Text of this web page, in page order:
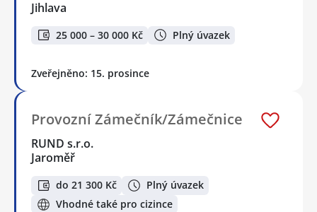
Jihlava
25 000 – 30 000 Kč Plný úvazek
Zveřejněno: 15. prosince
Provozní Zámečník/Zámečnice
RUND s.r.o.
Jaroměř
do 21 300 Kč
Plný úvazek
Vhodné také pro cizince